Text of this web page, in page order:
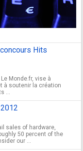
Hits
Monde.fr, vise à
à soutenir la création
...
sales of hardware,
50 percent of the
our ...